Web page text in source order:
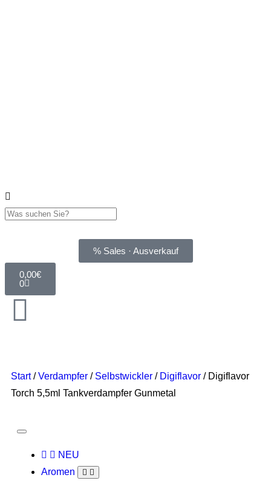
% Sales · Ausverkauf
0,00€
0
Start/Verdampfer / Selbstwickler / Digiflavor / Digiflavor
Torch 5,5ml Tankverdampfer Gunmetal
NEU
Aromen